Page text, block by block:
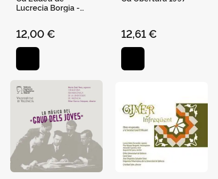
Lucrecia Borgia -
12,00 € 12,61 €